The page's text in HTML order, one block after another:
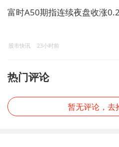
富时A50期指连续夜盘收涨
股市快讯 23小时前
热门评论
暂无评论，去